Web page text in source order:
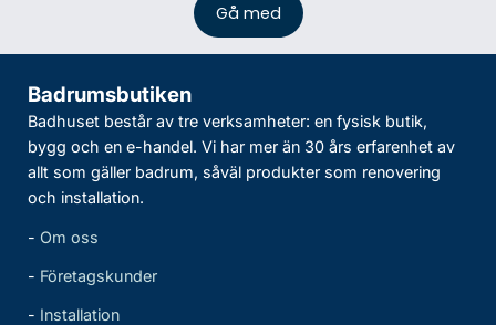
Badrumsbutiken
Badhuset består av tre verksamheter: en fysisk butik,
bygg och en e-handel. Vi har mer än 30 års erfarenhet av
allt som gäller badrum, såväl produkter som renovering
och installation.
- Om oss
- Företagskunder
- Installation